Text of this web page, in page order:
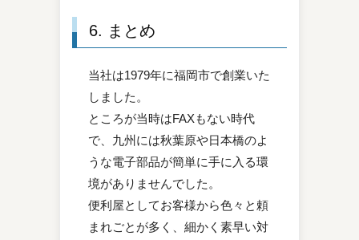
6. まとめ
当社は1979年に福岡市で創業いた
しました。
ところが当時はFAXもない時代
で、九州には秋葉原や日本橋のよ
うな電子部品が簡単に手に入る環
境がありませんでした。
便利屋としてお客様から色々と頼
まれごとが多く、細かく素早い対